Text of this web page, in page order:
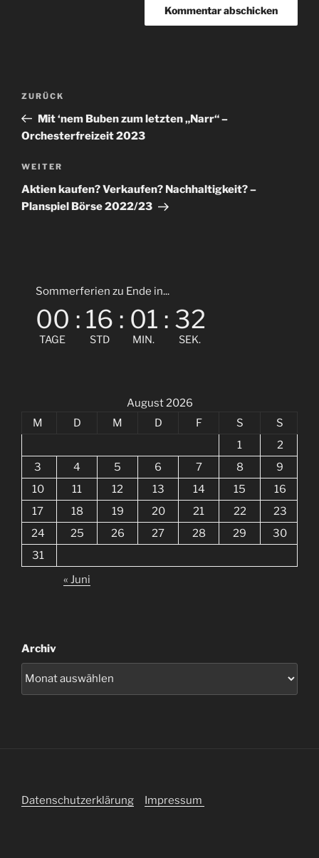
Beitragsnavigation
Vorheriger
Beitrag
ZURÜCK
Mit ‘nem Buben zum letzten „Narr“ –
Orchesterfreizeit 2023
Nächster
Beitrag
WEITER
Aktien kaufen? Verkaufen? Nachhaltigkeit? –
Planspiel Börse 2022/23
Sommerferien zu Ende in...
00
TAGE
: 16
STD
: 01
MIN.
: 31
SEK.
August 2026
M
D M D F S
S
1
2
3
4 5 6 7 8
9
10
11 12 13 14 15
16
17
18 19 20 21 22
23
24
25 26 27 28 29
30
31
« Juni
Archiv
Datenschutzerklärung Impressum